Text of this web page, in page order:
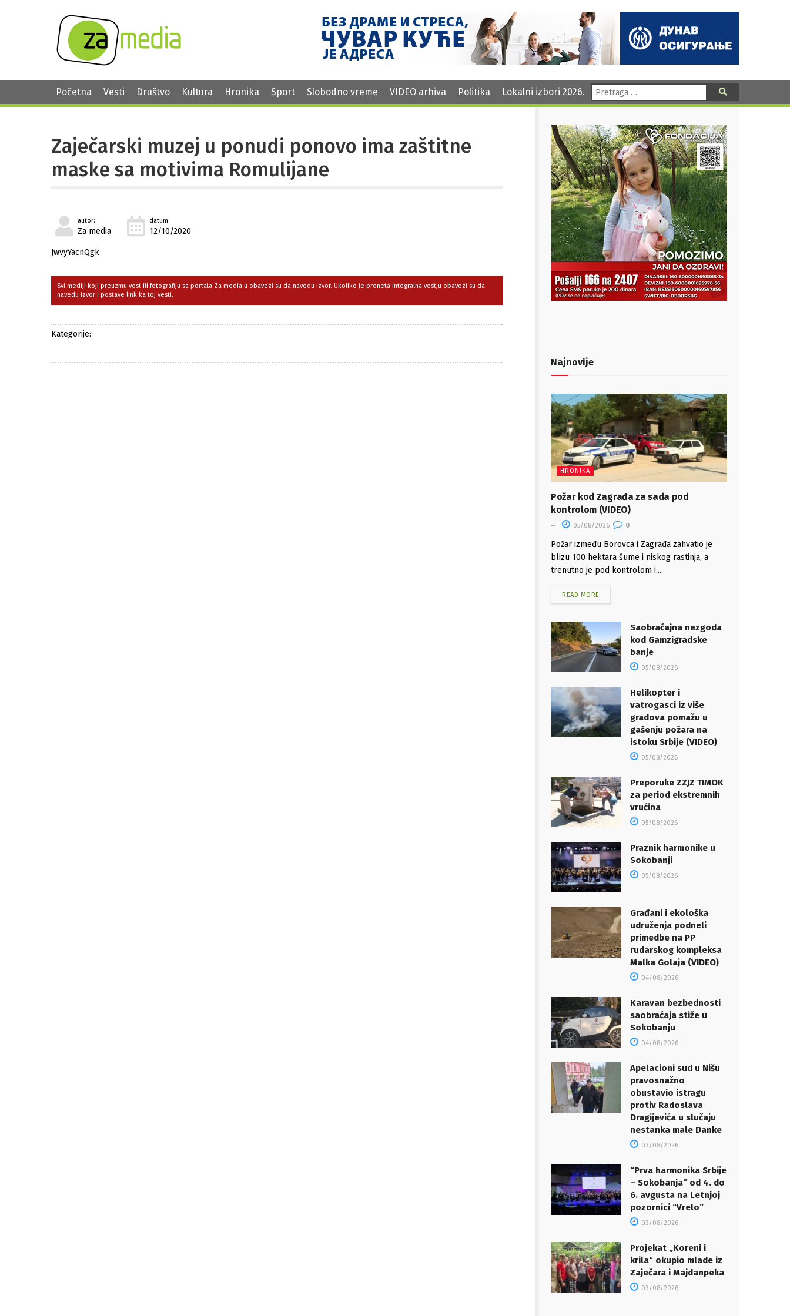
Početna Vesti Društvo Kultura Hronika Sport Slobodno vreme VIDEO arhiva Politika Lokalni izbori 2026. Pretraga:
Zaječarski muzej u ponudi ponovo ima zaštitne
maske sa motivima Romulijane
autor:
Za media
datum:
12/10/2020
JwvyYacnQgk
Svi mediji koji preuzmu vest ili fotografiju sa portala Za media u obavezi su da navedu izvor. Ukoliko je preneta integralna vest,u obavezi su da
navedu izvor i postave link ka toj vesti.
Kategorije:
Najnovije
HRONIKA
Požar kod Zagrađa za sada pod
kontrolom (VIDEO)
05/08/2026 0
Požar između Borovca i Zagrađa zahvatio je
blizu 100 hektara šume i niskog rastinja, a
trenutno je pod kontrolom i...
READ MORE
Saobraćajna nezgoda
kod Gamzigradske
banje
05/08/2026
Helikopter i
vatrogasci iz više
gradova pomažu u
gašenju požara na
istoku Srbije (VIDEO)
05/08/2026
Preporuke ZZJZ TIMOK
za period ekstremnih
vrućina
05/08/2026
Praznik harmonike u
Sokobanji
05/08/2026
Građani i ekološka
udruženja podneli
primedbe na PP
rudarskog kompleksa
Malka Golaja (VIDEO)
04/08/2026
Karavan bezbednosti
saobraćaja stiže u
Sokobanju
04/08/2026
Apelacioni sud u Nišu
pravosnažno
obustavio istragu
protiv Radoslava
Dragijevića u slučaju
nestanka male Danke
03/08/2026
“Prva harmonika Srbije
– Sokobanja” od 4. do
6. avgusta na Letnjoj
pozornici “Vrelo”
03/08/2026
Projekat „Koreni i
krila“ okupio mlade iz
Zaječara i Majdanpeka
03/08/2026